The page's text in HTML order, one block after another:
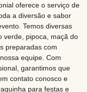
oferece o serviço de
a diversão e sabor
Temos diversas
verde, pipoca, maçã do
preparadas com
equipe. Com
garantimos que
contato conosco e
para festas e